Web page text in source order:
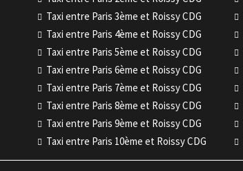
Taxi entre Paris 3ème et Roissy CDG
Taxi entre Paris 4ème et Roissy CDG
Taxi entre Paris 5ème et Roissy CDG
Taxi entre Paris 6ème et Roissy CDG
Taxi entre Paris 7ème et Roissy CDG
Taxi entre Paris 8ème et Roissy CDG
Taxi entre Paris 9ème et Roissy CDG
Taxi entre Paris 10ème et Roissy CDG